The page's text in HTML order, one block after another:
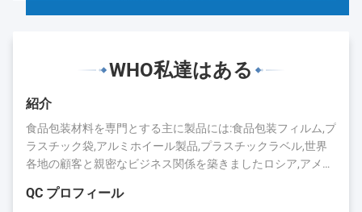
WHO私達はある
紹介
食品包装材料を専門とする主に製品には:食品包装フィルム,プ
ラスチック袋,アルミホイール製品,プラスチックラベル,世界
各地の顧客と親密なビジネス関係を築きましたロシア,アメリ
長年の蓄積により,キングレッドは評判と業界での存在を得ま
QC プロフィール